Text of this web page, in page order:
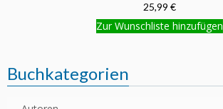
25,99 €
Zur Wunschliste hinzufügen
Buchkategorien